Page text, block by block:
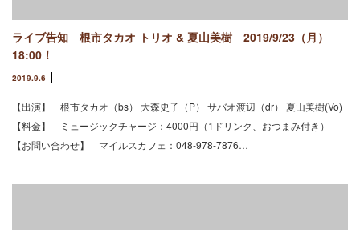
ライブ告知 根市タカオ トリオ & 夏山美樹 2019/9/23（月）
18:00！
2019.9.6
【出演】 根市タカオ（bs） 大森史子（P） サバオ渡辺（dr） 夏山美樹(Vo)
【料金】 ミュージックチャージ：4000円（1ドリンク、おつまみ付き）
【お問い合わせ】 マイルスカフェ：048-978-7876…